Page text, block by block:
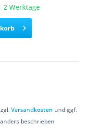
2 Werktage
Versandkosten und ggf.
beschrieben